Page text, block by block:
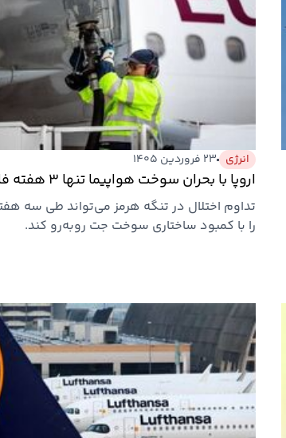
انرژی ۲۳ فروردین ۱۴۰۵
اروپا با بحران سوخت هواپیما تنها ۳ هفته فاصله دارد
تداوم اختلال در تنگه هرمز می‌تواند طی سه
را با کمبود ساختاری سوخت جت روبه‌رو کند.